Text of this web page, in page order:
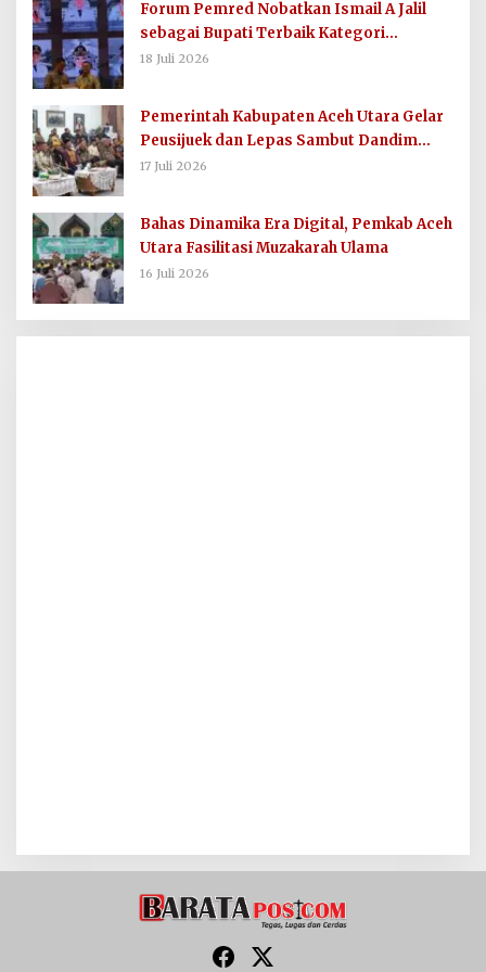
Forum Pemred Nobatkan Ismail A Jalil
sebagai Bupati Terbaik Kategori
Komunikasi dan Informasi Publik
18 Juli 2026
Pemerintah Kabupaten Aceh Utara Gelar
Peusijuek dan Lepas Sambut Dandim
0103/AUT
17 Juli 2026
Bahas Dinamika Era Digital, Pemkab Aceh
Utara Fasilitasi Muzakarah Ulama
16 Juli 2026